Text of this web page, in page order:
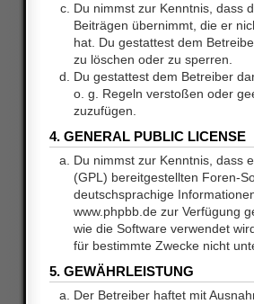
Du nimmst zur Kenntnis, dass
Beiträgen übernimmt, die er
hat. Du gestattest dem
zu löschen oder zu sperren.
Du gestattest dem Betreiber
o. g. Regeln verstoßen oder
zuzufügen.
4. GENERAL PUBLIC LICENSE
Du nimmst zur Kenntnis, dass
(GPL) bereitgestellten Foren-
deutschsprachige
www.phpbb.de zur Verfügung
wie die Software verwendet
für bestimmte Zwecke nicht
5. GEWÄHRLEISTUNG
Der Betreiber haftet mit